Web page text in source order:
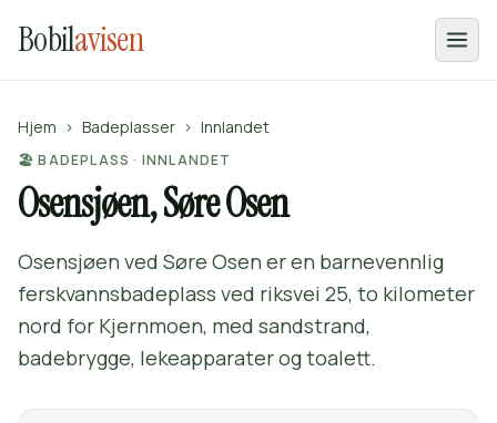
Bobilavisen
Hjem › Badeplasser › Innlandet
🏖️ BADEPLASS · INNLANDET
Osensjøen, Søre Osen
Osensjøen ved Søre Osen er en barnevennlig
ferskvannsbadeplass ved riksvei 25, to kilometer
nord for Kjernmoen, med sandstrand,
badebrygge, lekeapparater og toalett.